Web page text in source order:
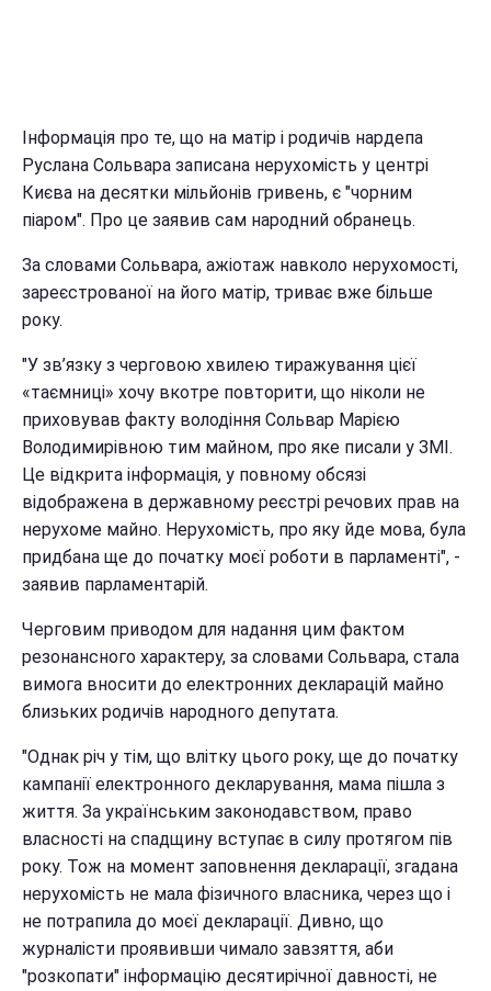
Інформація про те, що на матір і родичів нардепа
Руслана Сольвара записана нерухомість у центрі
Києва на десятки мільйонів гривень, є "чорним
піаром". Про це заявив сам народний обранець.
За словами Сольвара, ажіотаж навколо нерухомості,
зареєстрованої на його матір, триває вже більше
року.
"У зв’язку з черговою хвилею тиражування цієї
«таємниці» хочу вкотре повторити, що ніколи не
приховував факту володіння Сольвар Марією
Володимирівною тим майном, про яке писали у ЗМІ.
Це відкрита інформація, у повному обсязі
відображена в державному реєстрі речових прав на
нерухоме майно. Нерухомість, про яку йде мова, була
придбана ще до початку моєї роботи в парламенті", -
заявив парламентарій.
Черговим приводом для надання цим фактом
резонансного характеру, за словами Сольвара, стала
вимога вносити до електронних декларацій майно
близьких родичів народного депутата.
"Однак річ у тім, що влітку цього року, ще до початку
кампанії електронного декларування, мама пішла з
життя. За українським законодавством, право
власності на спадщину вступає в силу протягом пів
року. Тож на момент заповнення декларації, згадана
нерухомість не мала фізичного власника, через що і
не потрапила до моєї декларації. Дивно, що
журналісти проявивши чимало завзяття, аби
"розкопати" інформацію десятирічної давності, не